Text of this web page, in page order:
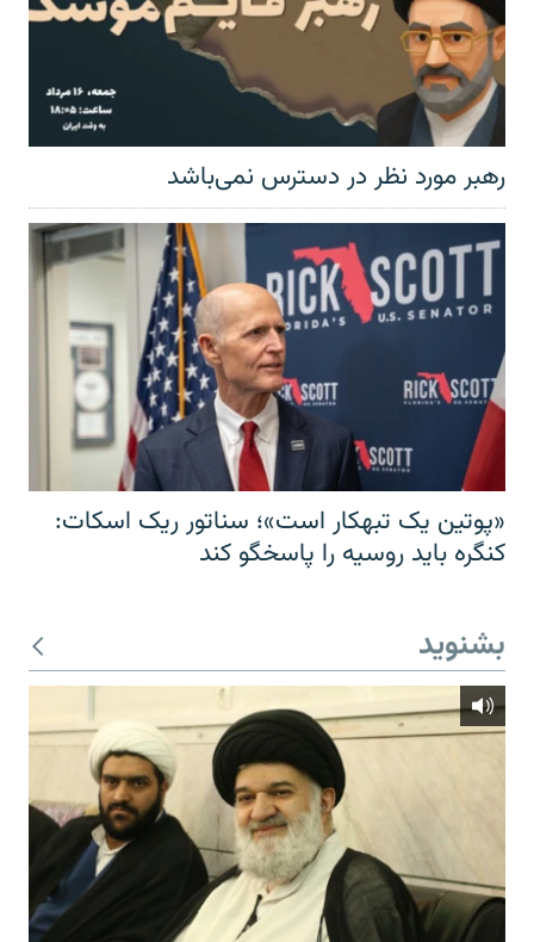
رهبر مورد نظر در دسترس نمی‌باشد
«پوتین یک تبهکار است»؛ سناتور ریک اسکات:
کنگره باید روسیه را پاسخگو کند
بشنوید